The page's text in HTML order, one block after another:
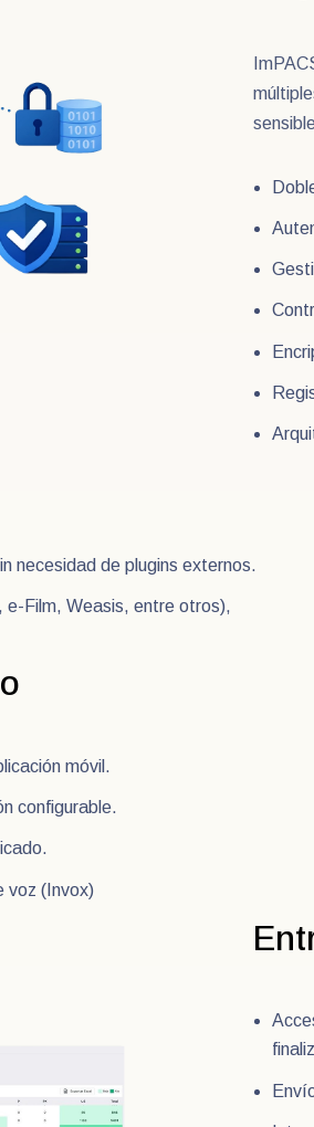
necesidad de plugins externos.
e-Film, Weasis, entre otros),
móvil.
configurable.
voz (Invox)